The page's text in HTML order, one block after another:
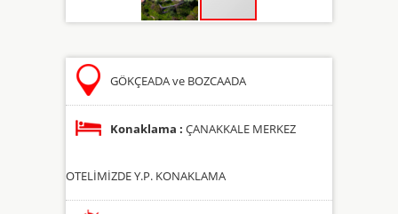
GÖKÇEADA ve BOZCAADA
Konaklama : ÇANAKKALE MERKEZ
OTELİMİZDE Y.P. KONAKLAMA